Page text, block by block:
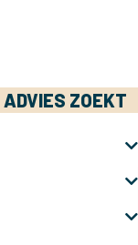
ADVIES ZOEKT